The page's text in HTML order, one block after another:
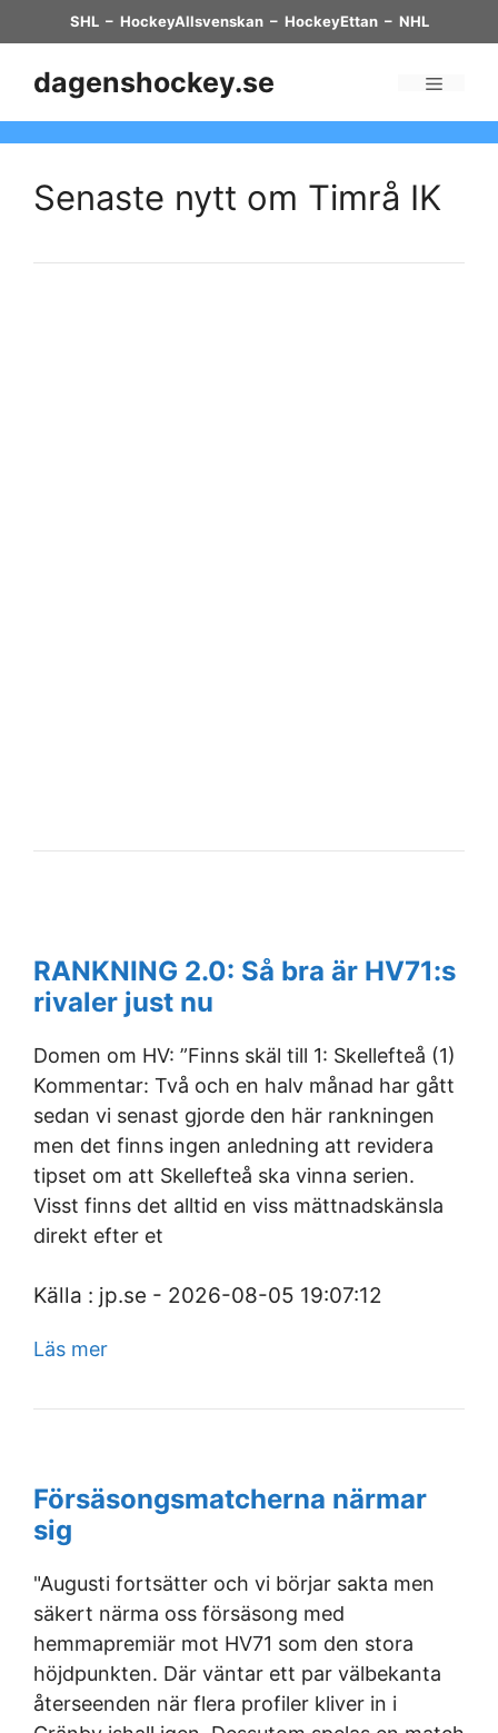
to
content
SHL– HockeyAllsvenskan– HockeyEttan– NHL
dagenshockey.se
Senaste nytt om Timrå IK
RANKNING 2.0: Så bra är HV71:s
rivaler just nu
Domen om HV: ”Finns skäl till 1: Skellefteå (1)
Kommentar: Två och en halv månad har gått
sedan vi senast gjorde den här rankningen
men det finns ingen anledning att revidera
tipset om att Skellefteå ska vinna serien.
Visst finns det alltid en viss mättnadskänsla
direkt efter et
Källa : jp.se - 2026-08-05 19:07:12
Läs mer
Försäsongsmatcherna närmar
sig
"Augusti fortsätter och vi börjar sakta men
säkert närma oss försäsong med
hemmapremiär mot HV71 som den stora
höjdpunkten. Där väntar ett par välbekanta
återseenden när flera profiler kliver in i